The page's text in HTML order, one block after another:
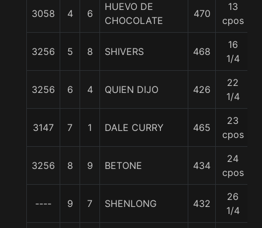
3058 4 6
HUEVO DE
CHOCOLATE
470
13
cpos
3256 5 8 SHIVERS 468
16
1/4
3256 6 4 QUIEN DIJO 426
22
1/4
3147 7 1 DALE CURRY 465
23
cpos
3256 8 9 BETONE 434
24
cpos
---- 9 7 SHENLONG 432
26
1/4